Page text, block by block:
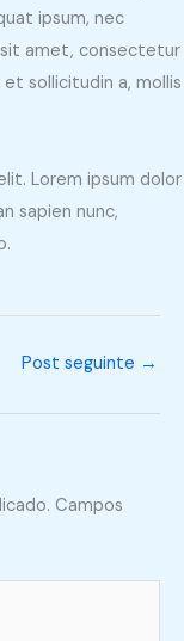
ipsum, nec
sit amet, consectetur
sollicitudin a, mollis
Lorem ipsum dolor
sapien nunc,
Post seguinte →
Campos